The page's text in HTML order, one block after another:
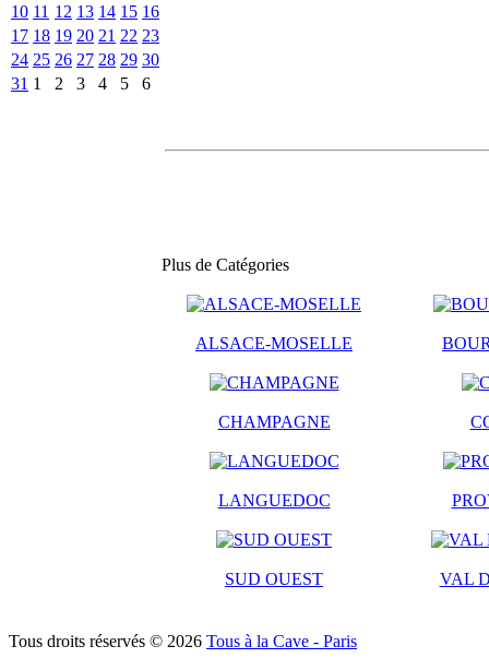
10 11 12 13 14 15 16
17 18 19 20 21 22 23
24 25 26 27 28 29 30
31 1 2 3 4 5 6
Plus de Catégories
ALSACE-MOSELLE
CHAMPAGNE
LANGUEDOC
SUD OUEST VAL
Tous droits réservés © 2026 Tous à la Cave - Paris